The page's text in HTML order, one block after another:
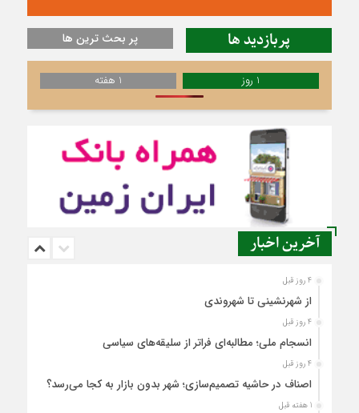
پربازدید ها پر بحث ترین ها
1 روز 1 هفته
آخرین اخبار
4 روز قبل
از شهرنشینی تا شهروندی
4 روز قبل
انسجام ملی؛ مطالبه‌ای فراتر از سلیقه‌های سیاسی
4 روز قبل
اصناف در حاشیه تصمیم‌سازی؛ شهر بدون بازار به کجا می‌رسد؟
1 هفته قبل